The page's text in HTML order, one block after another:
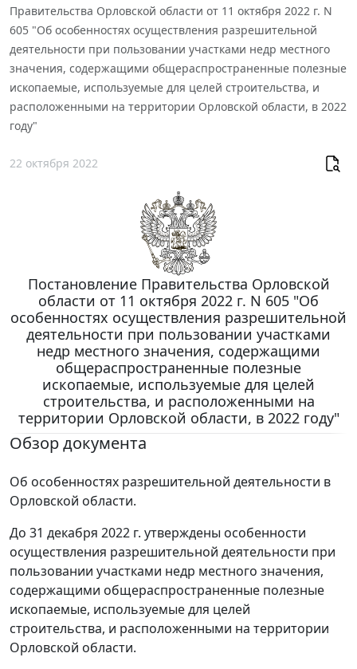
Правительства Орловской области от 11 октября 2022 г. N
605 "Об особенностях осуществления разрешительной
деятельности при пользовании участками недр местного
значения, содержащими общераспространенные полезные
ископаемые, используемые для целей строительства, и
расположенными на территории Орловской области, в 2022
году"
22 октября 2022
Постановление Правительства Орловской
области от 11 октября 2022 г. N 605 "Об
особенностях осуществления разрешительной
деятельности при пользовании участками
недр местного значения, содержащими
общераспространенные полезные
ископаемые, используемые для целей
строительства, и расположенными на
территории Орловской области, в 2022 году"
Обзор документа
Об особенностях разрешительной деятельности в
Орловской области.
До 31 декабря 2022 г. утверждены особенности
осуществления разрешительной деятельности при
пользовании участками недр местного значения,
содержащими общераспространенные полезные
ископаемые, используемые для целей
строительства, и расположенными на территории
Орловской области.